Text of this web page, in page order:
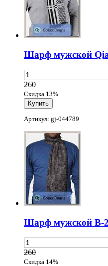
Шарф мужской
260
Скидка 13%
Артикул: gj-044789
Шарф мужской B-
260
Скидка 14%